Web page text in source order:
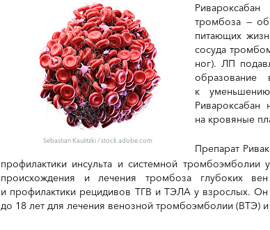
Sebastian Kaulitzki/stock.adobe.com
тромбоза —
питающих
сосуда
ног). ЛП
к
Ривароксабан
на кровяные
Препарат
профилактики инсульта и системной тромбоэмболии
происхождения и лечения тромбоза глубоких
и профилактики рецидивов ТГВ и ТЭЛА у взрослых.
до 18 лет для лечения венозной тромбоэмболии (ВТЭ)